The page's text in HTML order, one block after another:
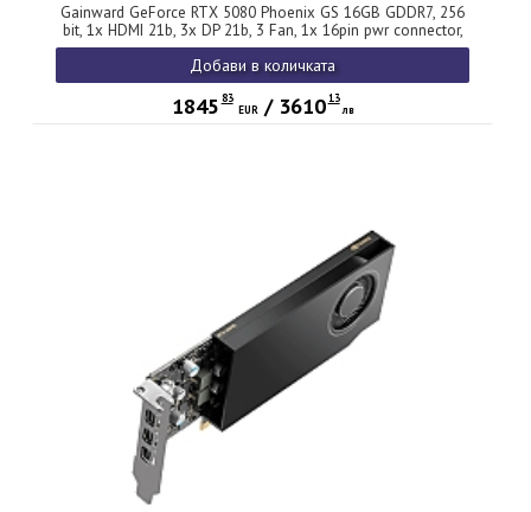
Gainward GeForce RTX 5080 Phoenix GS 16GB GDDR7, 256
bit, 1x HDMI 21b, 3x DP 21b, 3 Fan, 1x 16pin pwr connector,
850W, 331.9 x 133.1 x 60 mm, NE75080S19T2-GB2031X
Добави в количката
1845 83
EUR/ 3610 13
лв